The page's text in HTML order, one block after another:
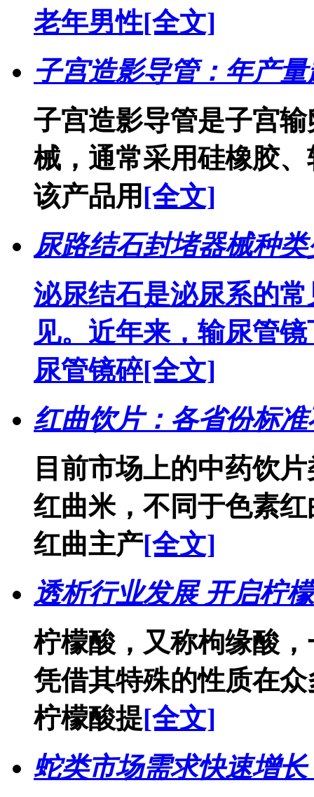
老年男性[全文]
子宫造影导管：年产
子宫造影导管是子宫
械，通常采用硅橡胶
该产品用 [全文]
尿路结石封堵器械种
泌尿结石是泌尿系的
见。近年来，输尿管
尿管镜碎[全文]
红曲饮片：各省份标
目前市场上的中药饮
红曲米，不同于色素
红曲主产[全文]
透析行业发展 开启柠
柠檬酸，又称枸缘酸
凭借其特殊的性质在
柠檬酸提[全文]
蛇类市场需求快速增